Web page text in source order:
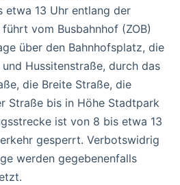
etwa 13 Uhr entlang der
vom Busbahnhof (ZOB)
über den Bahnhofsplatz, die
Hussitenstraße, durch das
die Breite Straße, die
Straße bis in Höhe Stadtpark
ist von 8 bis etwa 13
gesperrt. Verbotswidrig
werden gegebenenfalls